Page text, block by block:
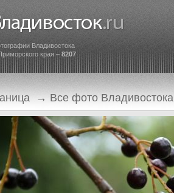
Владивостока
края – 8207
→ Все фото Владивостока